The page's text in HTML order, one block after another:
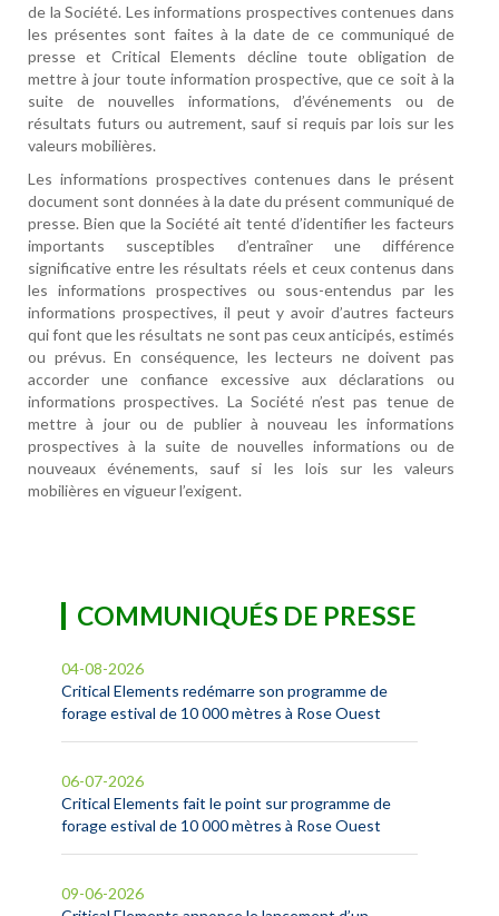
de la Société. Les informations prospectives contenues dans
les présentes sont faites à la date de ce communiqué de
presse et Critical Elements décline toute obligation de
mettre à jour toute information prospective, que ce soit à la
suite de nouvelles informations, d’événements ou de
résultats futurs ou autrement, sauf si requis par lois sur les
valeurs mobilières.
Les informations prospectives contenues dans le présent
document sont données à la date du présent communiqué de
presse. Bien que la Société ait tenté d’identifier les facteurs
importants susceptibles d’entraîner une différence
significative entre les résultats réels et ceux contenus dans
les informations prospectives ou sous-entendus par les
informations prospectives, il peut y avoir d’autres facteurs
qui font que les résultats ne sont pas ceux anticipés, estimés
ou prévus. En conséquence, les lecteurs ne doivent pas
accorder une confiance excessive aux déclarations ou
informations prospectives. La Société n’est pas tenue de
mettre à jour ou de publier à nouveau les informations
prospectives à la suite de nouvelles informations ou de
nouveaux événements, sauf si les lois sur les valeurs
mobilières en vigueur l’exigent.
COMMUNIQUÉS DE PRESSE
Critical Elements redémarre son programme de
forage estival de 10 000 mètres à Rose Ouest
04-08-2026
Critical Elements fait le point sur programme de
forage estival de 10 000 mètres à Rose Ouest
06-07-2026
09-06-2026